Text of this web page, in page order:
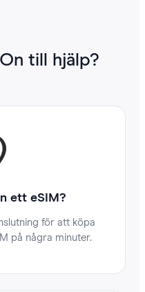
till hjälp?
ett eSIM?
för att köpa
på några minuter.